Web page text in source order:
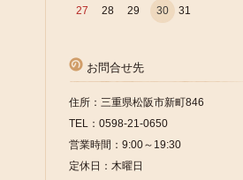
27 28 29 30 31
お問合せ先
住所：三重県松阪市新町846
TEL：0598-21-0650
営業時間：9:00～19:30
定休日：木曜日